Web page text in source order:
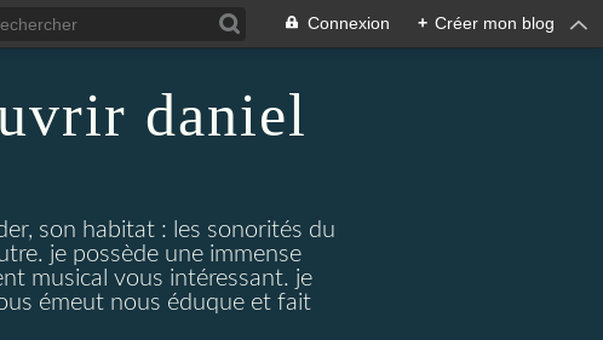
Connexion + Créer mon blog
daniel
son habitat : les sonorités du
je possède une immense
musical vous intéressant. je
émeut nous éduque et fait